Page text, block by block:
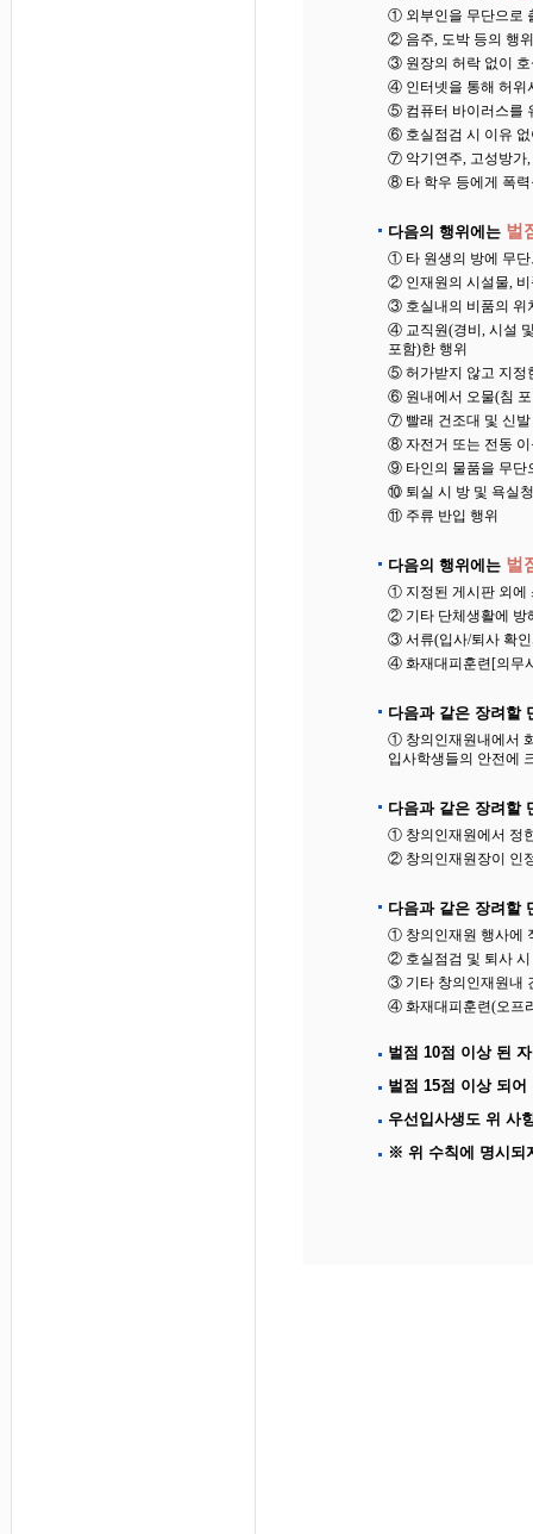
① 외부인을 무단으로
② 음주, 도박 등의 행위
③ 원장의 허락 없이
④ 인터넷을 통해 허위
⑤ 컴퓨터 바이러스를
⑥ 호실점검 시 이유 없
⑦ 악기연주, 고성방가,
⑧ 타 학우 등에게 폭력
다음의 행위에는 벌
① 타 원생의 방에 무
② 인재원의 시설물, 비
③ 호실내의 비품의 위
④ 교직원(경비, 시설
포함)한 행위
⑤ 허가받지 않고 지정
⑥ 원내에서 오물(침
⑦ 빨래 건조대 및 신발
⑧ 자전거 또는 전동 이
⑨ 타인의 물품을 무단
⑩ 퇴실 시 방 및 욕실
⑪ 주류 반입 행위
다음의 행위에는 벌
① 지정된 게시판 외에
② 기타 단체생활에 방
③ 서류(입사/퇴사 확인
④ 화재대피훈련[의무
다음과 같은 장려할
① 창의인재원내에서
입사학생들의 안전에
다음과 같은 장려할
① 창의인재원에서 정
② 창의인재원장이 인
다음과 같은 장려할
① 창의인재원 행사에
② 호실점검 및 퇴사 시
③ 기타 창의인재원내
④ 화재대피훈련(오프
벌점 10점 이상 된
벌점 15점 이상 되
우선입사생도 위 사
※ 위 수칙에 명시되